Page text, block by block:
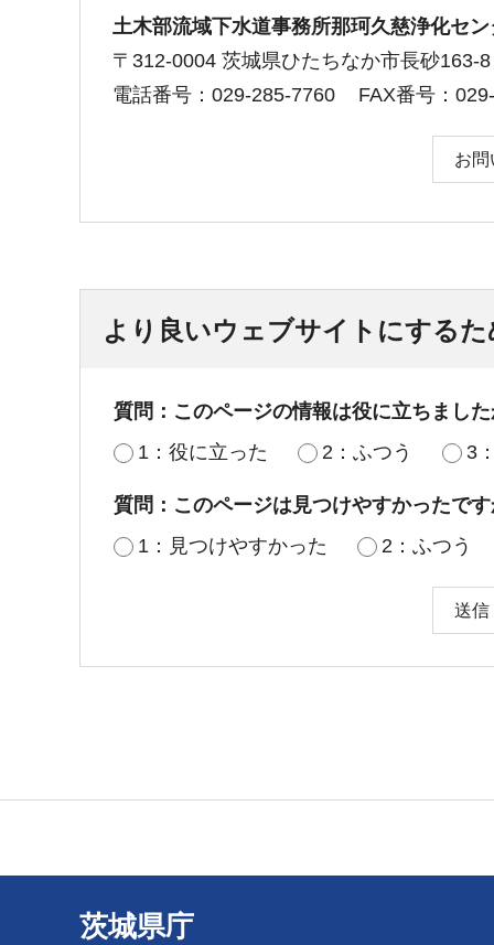
土木部流域下水道事務所那珂久慈浄化セン
〒312-0004 茨城県ひたちなか市長砂163-8
電話番号：029-285-7760
FAX番号：
お問
より良いウェブサイトにする
質問：このページの情報は役に立ちまし
1：役に立った
2：ふつう 3
質問：このページは見つけやすかったで
1：見つけやすかった
2：ふつう
茨城県庁